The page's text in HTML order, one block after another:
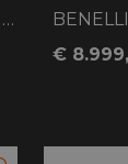
BENELLI TRK 702 WHITE
€